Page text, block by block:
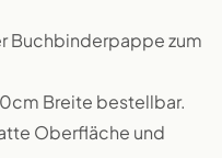
Buchbinderpappe zum
Breite bestellbar.
Oberfläche und